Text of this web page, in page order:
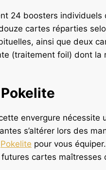
24 boosters
cartes réparties
ainsi que deux
(traitement foil) dont
envergure nécessite
s’altérer lors des
Pokelite pour vous
futures cartes